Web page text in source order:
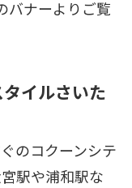
バナーよりご覧
イルさいた
のコクーンシテ
駅や浦和駅な